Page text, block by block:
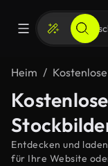
Heim
Entdecken und
für Ihre Website